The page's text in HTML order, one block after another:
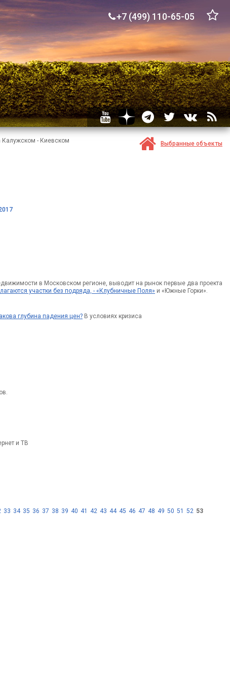
+7 (499) 110-65-05
Калужском - Киевском
Выбранные объекты
в Московском регионе, выводит на рынок первые два проекта
участки без подряда, - «Клубничные Поля» и «Южные Горки».
глубина падения цен? В условиях кризиса
и ТВ
33 34 35 36 37 38 39 40 41 42 43 44 45 46 47 48 49 50 51 52 53